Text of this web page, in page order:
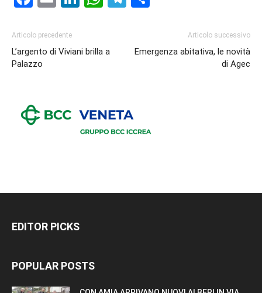
Articolo precedente
L’argento di Viviani brilla a
Palazzo
Articolo successivo
Emergenza abitativa, le novità
di Agec
EDITOR PICKS
POPULAR POSTS